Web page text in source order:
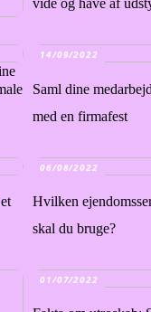
vide og have af
14/09/2022
Saml dine
med en firmafest
06/08/2022
Hvilken
skal du bruge?
01/07/2022